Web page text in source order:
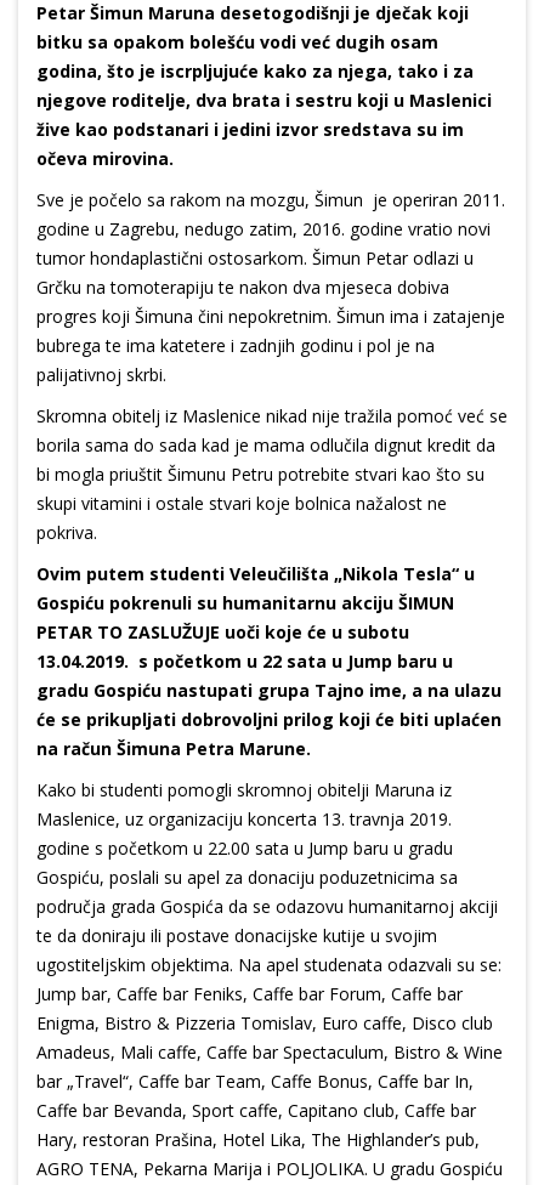
Petar Šimun Maruna desetogodišnji je dječak koji
bitku sa opakom bolešću vodi već dugih osam
godina, što je iscrpljujuće kako za njega, tako i za
njegove roditelje, dva brata i sestru koji u Maslenici
žive kao podstanari i jedini izvor sredstava su im
očeva mirovina.
Sve je počelo sa rakom na mozgu, Šimun je operiran 2011.
godine u Zagrebu, nedugo zatim, 2016. godine vratio novi
tumor hondaplastični ostosarkom. Šimun Petar odlazi u
Grčku na tomoterapiju te nakon dva mjeseca dobiva
progres koji Šimuna čini nepokretnim. Šimun ima i zatajenje
bubrega te ima katetere i zadnjih godinu i pol je na
palijativnoj skrbi.
Skromna obitelj iz Maslenice nikad nije tražila pomoć već se
borila sama do sada kad je mama odlučila dignut kredit da
bi mogla priuštit Šimunu Petru potrebite stvari kao što su
skupi vitamini i ostale stvari koje bolnica nažalost ne
pokriva.
Ovim putem studenti Veleučilišta „Nikola Tesla“ u
Gospiću pokrenuli su humanitarnu akciju ŠIMUN
PETAR TO ZASLUŽUJE uoči koje će u subotu
13.04.2019. s početkom u 22 sata u Jump baru u
gradu Gospiću nastupati grupa Tajno ime, a na ulazu
će se prikupljati dobrovoljni prilog koji će biti uplaćen
na račun Šimuna Petra Marune.
Kako bi studenti pomogli skromnoj obitelji Maruna iz
Maslenice, uz organizaciju koncerta 13. travnja 2019.
godine s početkom u 22.00 sata u Jump baru u gradu
Gospiću, poslali su apel za donaciju poduzetnicima sa
područja grada Gospića da se odazovu humanitarnoj akciji
te da doniraju ili postave donacijske kutije u svojim
ugostiteljskim objektima. Na apel studenata odazvali su se:
Jump bar, Caffe bar Feniks, Caffe bar Forum, Caffe bar
Enigma, Bistro & Pizzeria Tomislav, Euro caffe, Disco club
Amadeus, Mali caffe, Caffe bar Spectaculum, Bistro & Wine
bar „Travel“, Caffe bar Team, Caffe Bonus, Caffe bar In,
Caffe bar Bevanda, Sport caffe, Capitano club, Caffe bar
Hary, restoran Prašina, Hotel Lika, The Highlander’s pub,
AGRO TENA, Pekarna Marija i POLJOLIKA. U gradu Gospiću